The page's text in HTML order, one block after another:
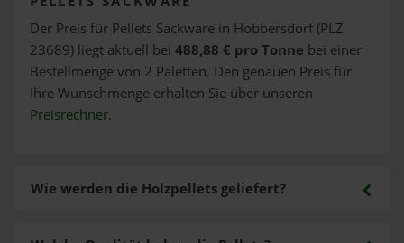
Der Preis für Pellets Sackware in Hobbersdorf (PLZ
23689) liegt aktuell bei 488,88 € pro Tonne bei einer
Bestellmenge von 2 Paletten. Den genauen Preis für
Ihre Wunschmenge erhalten Sie über unseren
Preisrechner.
Wie werden die Holzpellets geliefert?